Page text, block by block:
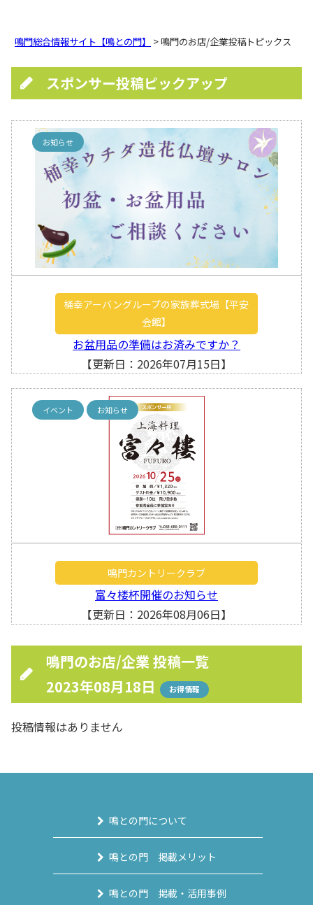
鳴門総合情報サイト【鳴との門】 > 鳴門のお店/企業投稿トピックス
スポンサー投稿ピックアップ
お知らせ
桶幸アーバングループの家族葬式場【平安
会館】
お盆用品の準備はお済みですか？
【更新日：2026年07月15日】
イベント お知らせ
鳴門カントリークラブ
富々楼杯開催のお知らせ
【更新日：2026年08月06日】
鳴門のお店/企業 投稿一覧
2023年08月18日
お得情報
投稿情報はありません
鳴との門について
鳴との門 掲載メリット
鳴との門 掲載・活用事例